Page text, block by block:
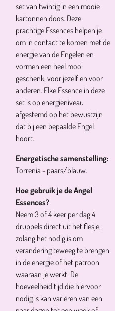
set van twintig in een mooie
kartonnen doos. Deze
prachtige Essences helpen je
om in contact te komen met de
energie van de Engelen en
vormen een heel mooi
geschenk, voor jezelf en voor
anderen. Elke Essence in deze
set is op energieniveau
afgestemd op het bewustzijn
dat bij een bepaalde Engel
hoort.
Energetische samenstelling:
Torrenia - paars/blauw.
Hoe gebruik je de Angel
Essences?
Neem 3 of 4 keer per dag 4
druppels direct uit het flesje,
zolang het nodig is om
verandering teweeg te brengen
in de energie of het patroon
waaraan je werkt. De
hoeveelheid tijd die hiervoor
nodig is kan variëren van een